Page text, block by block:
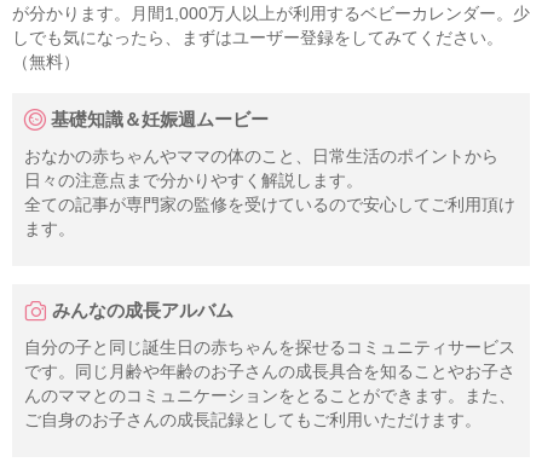
が分かります。月間1,000万人以上が利用するベビーカレンダー。少
しでも気になったら、まずはユーザー登録をしてみてください。
（無料）
基礎知識＆妊娠週ムービー
おなかの赤ちゃんやママの体のこと、日常生活のポイントから
日々の注意点まで分かりやすく解説します。
全ての記事が専門家の監修を受けているので安心してご利用頂け
ます。
みんなの成長アルバム
自分の子と同じ誕生日の赤ちゃんを探せるコミュニティサービス
です。同じ月齢や年齢のお子さんの成長具合を知ることやお子さ
んのママとのコミュニケーションをとることができます。また、
ご自身のお子さんの成長記録としてもご利用いただけます。